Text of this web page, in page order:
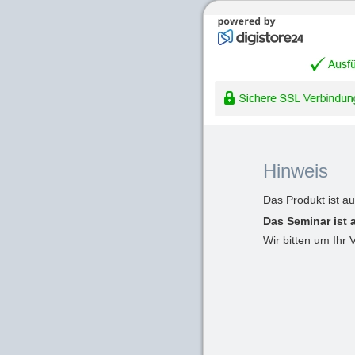
Hinweis
Das Produkt ist
Das Seminar ist
Wir bitten um Ihr